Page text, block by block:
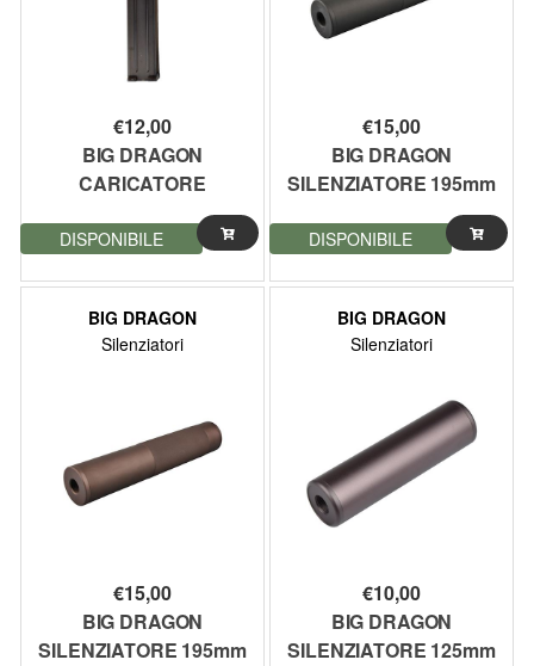
€12,00
BIG DRAGON
CARICATORE
MONOFILARI 50 COLPI
PER P90 (BD-4236S)
DISPONIBILE
€15,00
BIG DRAGON
SILENZIATORE 195mm
NERO (BD-0495)
DISPONIBILE
BIG DRAGON
Silenziatori
€15,00
BIG DRAGON
SILENZIATORE 195mm
BIG DRAGON
Silenziatori
€10,00
BIG DRAGON
SILENZIATORE 125mm